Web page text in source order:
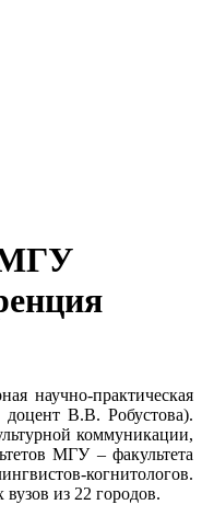
МГУ
научно-практическая
доцент В.В. Робустова).
коммуникации,
МГУ – факультета
когнитологов.
из 22 городов.